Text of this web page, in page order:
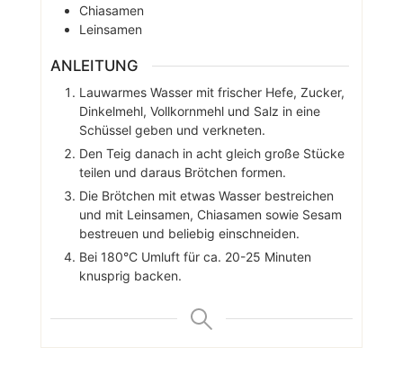
Chiasamen
Leinsamen
ANLEITUNG
Lauwarmes Wasser mit frischer Hefe, Zucker,
Dinkelmehl, Vollkornmehl und Salz in eine
Schüssel geben und verkneten.
Den Teig danach in acht gleich große Stücke
teilen und daraus Brötchen formen.
Die Brötchen mit etwas Wasser bestreichen
und mit Leinsamen, Chiasamen sowie Sesam
bestreuen und beliebig einschneiden.
Bei 180°C Umluft für ca. 20-25 Minuten
knusprig backen.